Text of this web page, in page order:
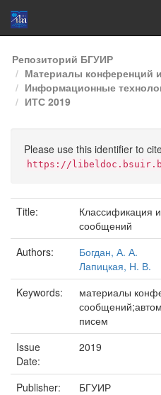
Skip
navigation
Репозиторий БГУИР
Материалы конференций
Информационные
ИТС 2019
Please use this identifier to
https://
Title:
Классификация
сообщений
Authors:
Богдан, А. А.
Лапицкая, Н. В.
Keywords:
материалы
писем
Issue
Date:
2019
Publisher:
БГУИР